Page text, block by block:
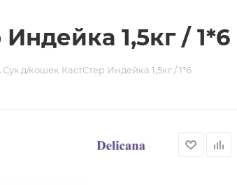
1,5кг / 1*6
Сух.д/кошек КастСтер Индейка 1,5кг / 1*6